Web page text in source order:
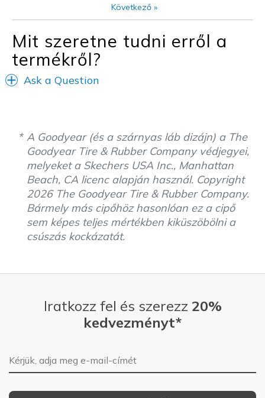
Shoes are for Wearing
Következő»
Mit szeretne tudni erről a
termékről?
Ask a Question
A Goodyear (és a szárnyas láb dizájn) a The
Goodyear Tire & Rubber Company védjegyei,
melyeket a Skechers USA Inc., Manhattan
Beach, CA licenc alapján használ. Copyright
2026 The Goodyear Tire & Rubber Company.
Bármely más cipőhöz hasonlóan ez a cipő
sem képes teljes mértékben kiküszöbölni a
csúszás kockázatát.
Iratkozz fel és szerezz 20%
kedvezményt*
E-mail-cím